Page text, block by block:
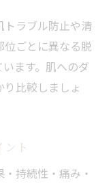
すすめ種類
・デメリット
トラブル防止や清
ごとに異なる脱
ます。肌へのダ
比較しましょ
ント
持続性・痛み・